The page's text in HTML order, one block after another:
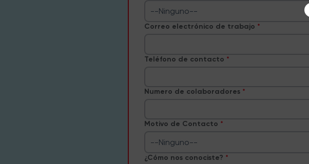
--Ninguno--
Correo electrónico de trabajo
Teléfono de contacto
Numero de colaboradores
Motivo de Contacto
--Ninguno--
¿Cómo nos conociste?